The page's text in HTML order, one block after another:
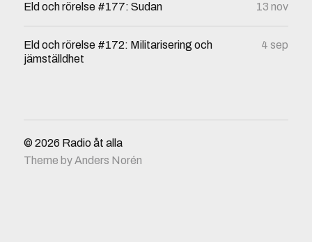
Eld och rörelse #177: Sudan 13 nov
Eld och rörelse #172: Militarisering och
jämställdhet
4 sep
© 2026 Radio åt alla
Theme byAnders Norén